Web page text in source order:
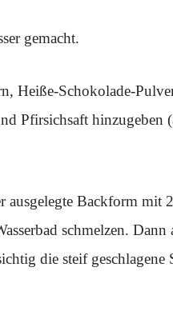
gemacht.
Heiße-Schokolade-
Pfirsichsaft hinzugeben
ausgelegte Backform mit
schmelzen. Dann
die steif geschlagene